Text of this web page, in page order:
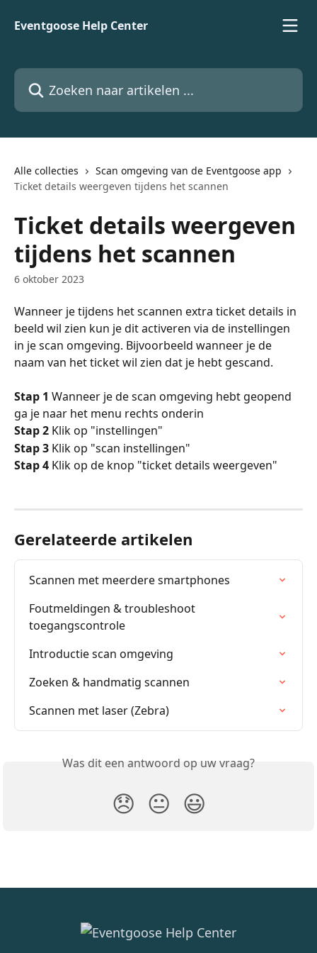
Eventgoose Help Center
Zoeken naar artikelen ...
Alle collecties
Scan omgeving van de Eventgoose app
Ticket details weergeven tijdens het scannen
Ticket details weergeven
tijdens het scannen
6 oktober 2023
Wanneer je tijdens het scannen extra ticket details in
beeld wil zien kun je dit activeren via de instellingen
in je scan omgeving. Bijvoorbeeld wanneer je de
naam van het ticket wil zien dat je hebt gescand.
Stap 1 Wanneer je de scan omgeving hebt geopend
ga je naar het menu rechts onderin
Stap 2 Klik op "instellingen"
Stap 3 Klik op "scan instellingen"
Stap 4 Klik op de knop "ticket details weergeven"
Gerelateerde artikelen
Scannen met meerdere smartphones
Foutmeldingen & troubleshoot
toegangscontrole
Introductie scan omgeving
Zoeken & handmatig scannen
Scannen met laser (Zebra)
Was dit een antwoord op uw vraag?
😞 😐 😃